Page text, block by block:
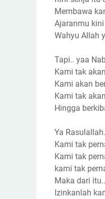
Membawa
Ajaranmu
Wahyu Allah
Tapi.. yaa
Kami tak
Kami akan
Kami tak
Hingga
Ya
Kami tak
Kami tak
kami tak
Maka dari itu..
Izinkanlah